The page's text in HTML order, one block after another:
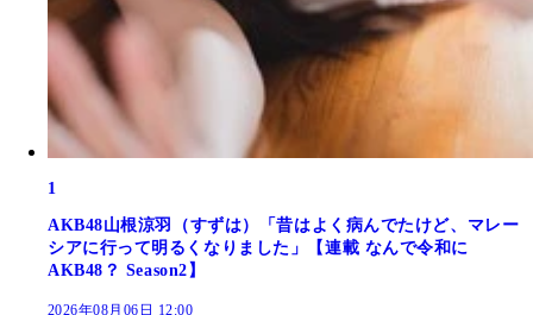
1
AKB48山根涼羽（すずは）「昔はよく病んでたけど、マレー
シアに行って明るくなりました」【連載 なんで令和に
AKB48？ Season2】
2026年08月06日 12:00